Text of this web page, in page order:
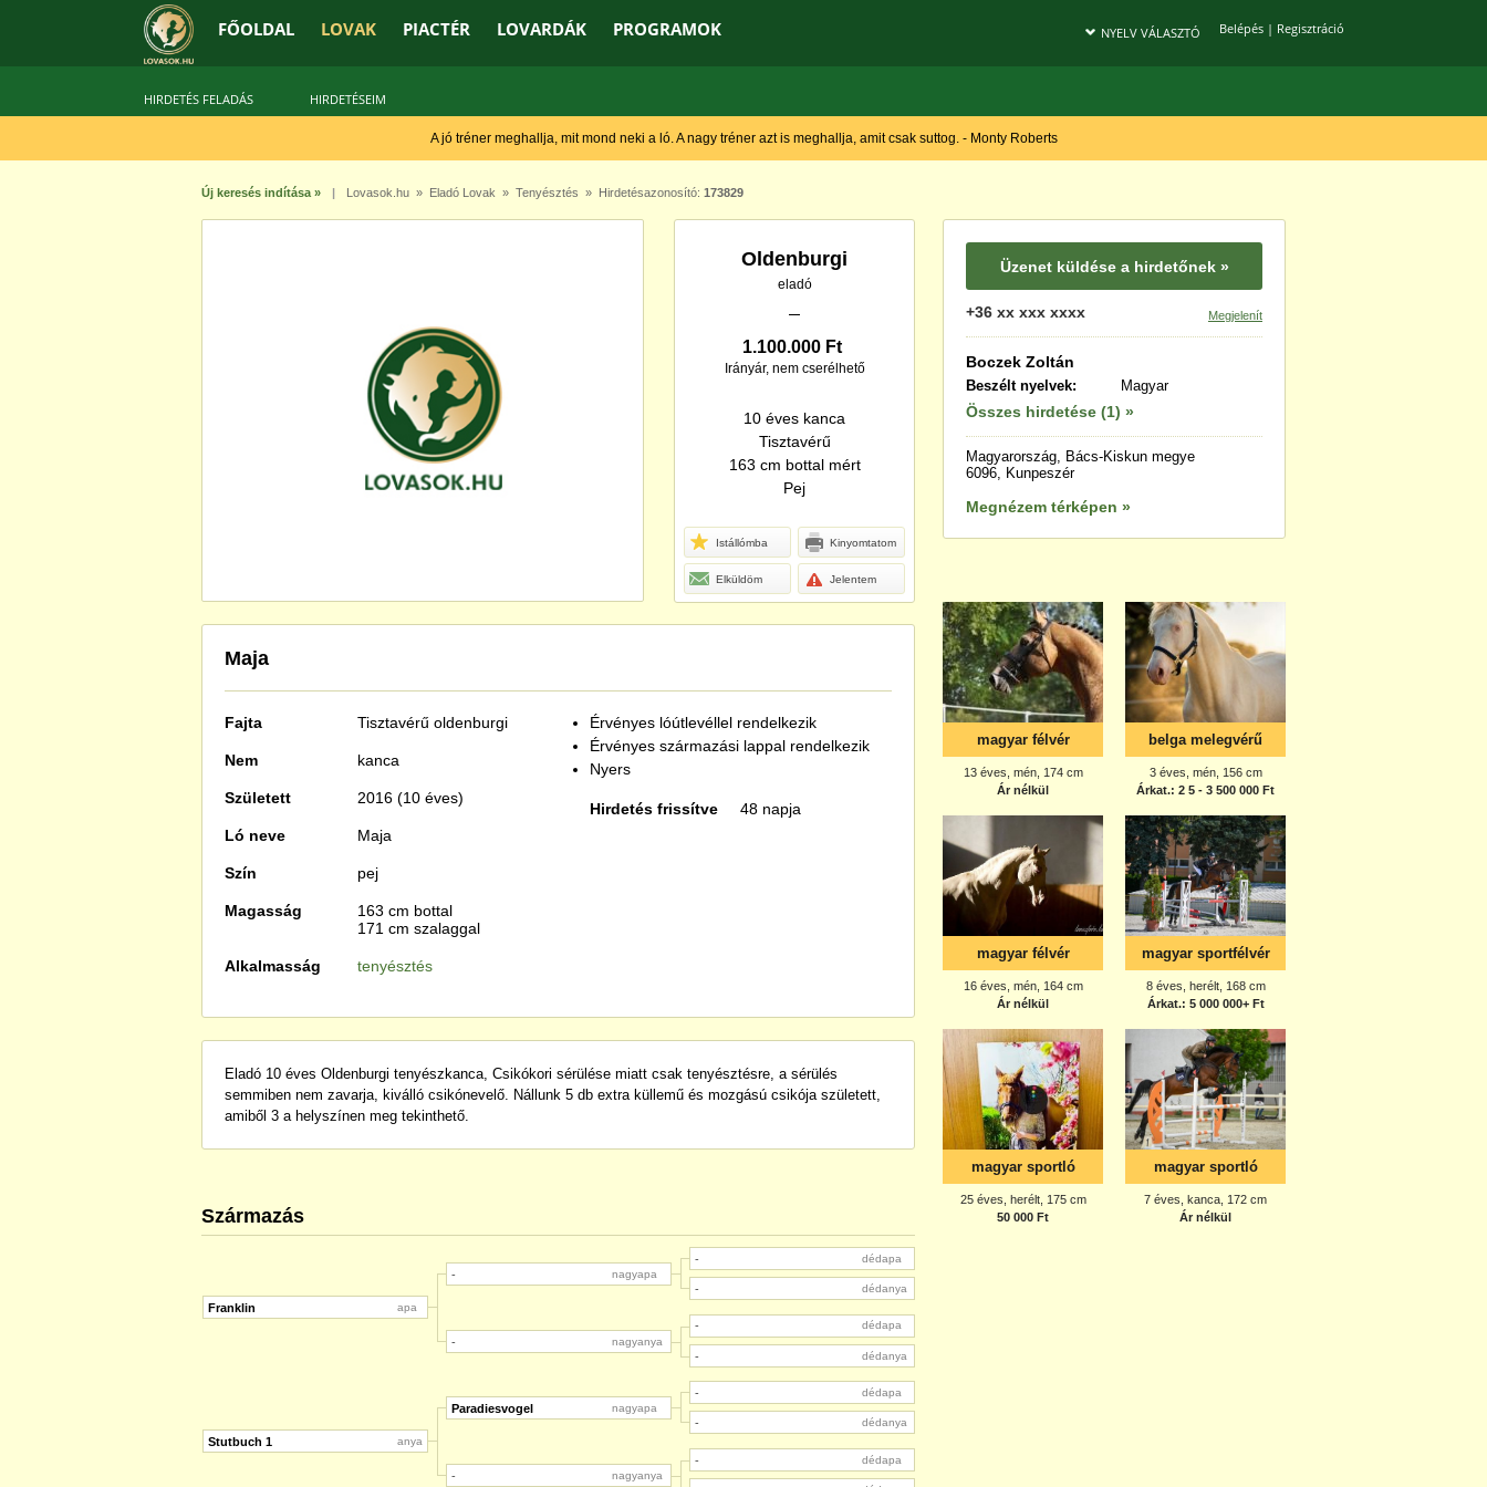
FŐOLDAL LOVAK PIACTÉR LOVARDÁK PROGRAMOK Belépés| Regisztráció
NYELV VÁLASZTÓ
HIRDETÉS FELADÁS HIRDETÉSEIM
A jó tréner meghallja, mit mond neki a ló. A nagy tréner azt is meghallja, amit csak suttog. - Monty Roberts
Új keresés indítása » | Lovasok.hu » Eladó Lovak » Tenyésztés » Hirdetésazonosító: 173829
Oldenburgi
eladó
1.100.000 Ft
Irányár, nem cserélhető
10 éves kanca
Tisztavérű
163 cm bottal mért
Pej
Istállómba Kinyomtatom
Elküldöm Jelentem
Maja
Fajta Tisztavérű oldenburgi
Nem kanca
Született 2016 (10 éves)
Ló neve Maja
Szín pej
Magasság
163 cm bottal
171 cm szalaggal
Alkalmasság tenyésztés
Érvényes lóútlevéllel rendelkezik
Érvényes származási lappal rendelkezik
Nyers
Hirdetés frissítve 48 napja
Eladó 10 éves Oldenburgi tenyészkanca, Csikókori sérülése miatt csak tenyésztésre, a sérülés
semmiben nem zavarja, kiválló csikónevelő. Nállunk 5 db extra küllemű és mozgású csikója született,
amiből 3 a helyszínen meg tekinthető.
Származás
Franklin apa
Stutbuch 1 anya
- nagyapa
- nagyanya
Paradiesvogel nagyapa
- nagyanya
- dédapa
- dédanya
- dédapa
- dédanya
- dédapa
- dédanya
- dédapa
Üzenet küldése a hirdetőnek »
+36 xx xxx xxxx Megjelenít
Boczek Zoltán
Beszélt nyelvek: Magyar
Összes hirdetése (1) »
Magyarország, Bács-Kiskun megye
6096, Kunpeszér
Megnézem térképen »